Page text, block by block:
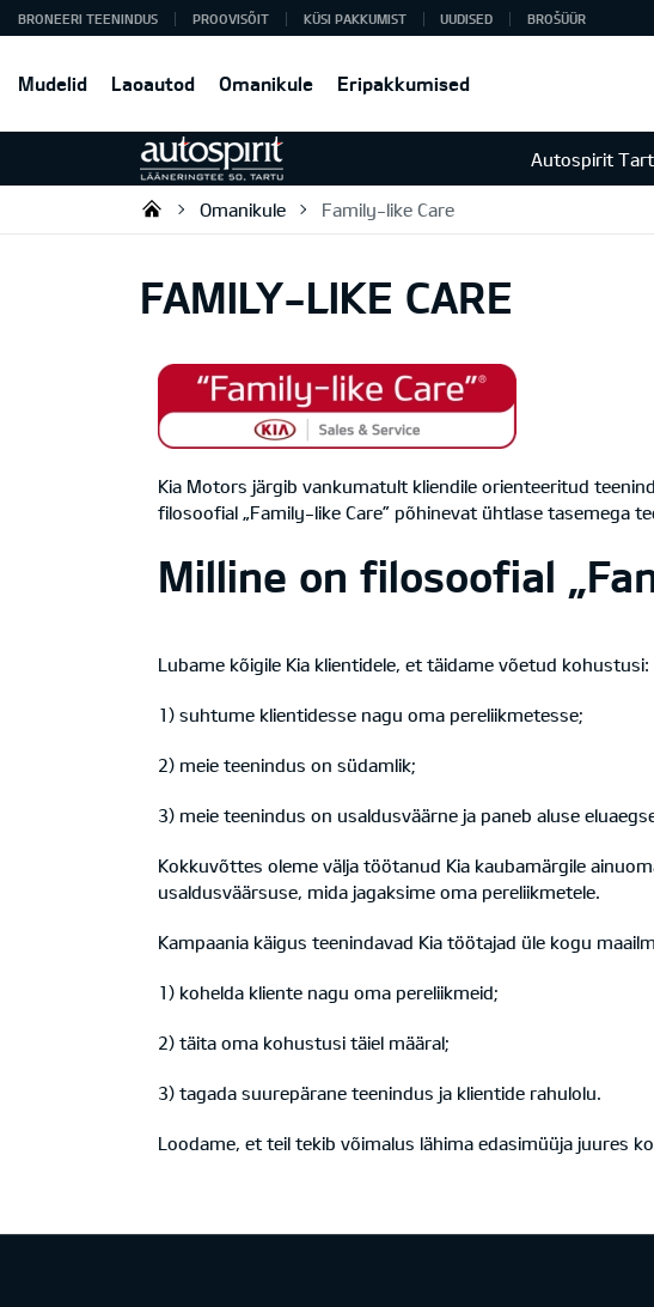
Mudelid Laoautod Omanikule Eripakkumised
BRONEERI TEENINDUS PROOVISÕIT KÜSI PAKKUMIST UUDISED BROŠÜÜR
Autospirit
Autospirit Tartu OÜ
Omanikule Family-like Care
FAMILY-LIKE CARE
Kia Motors järgib vankumatult kliendile orienteeritud
filosoofial „Family-like Care” põhinevat ühtlase tasemega
Milline on filosoofial
Lubame kõigile Kia klientidele, et täidame võetud kohustusi:
1) suhtume klientidesse nagu oma pereliikmetesse;
2) meie teenindus on südamlik;
3) meie teenindus on usaldusväärne ja paneb aluse
Kokkuvõttes oleme välja töötanud Kia kaubamärgile
usaldusväärsuse, mida jagaksime oma pereliikmetele.
Kampaania käigus teenindavad Kia töötajad üle kogu
1) kohelda kliente nagu oma pereliikmeid;
2) täita oma kohustusi täiel määral;
3) tagada suurepärane teenindus ja klientide rahulolu.
Loodame, et teil tekib võimalus lähima edasimüüja juures